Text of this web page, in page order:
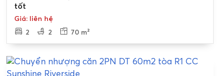
tốt
Giá: liên hệ
2
2 70 m²